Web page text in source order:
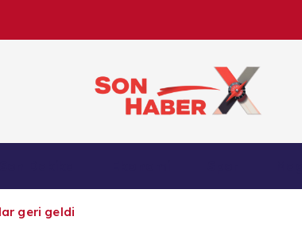
Son Haber X’te son dakika, Türkiye
anlık
geri geldi